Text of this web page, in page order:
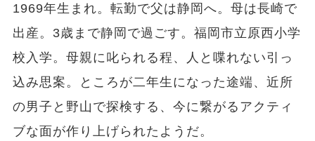
1969年生まれ。転勤で父は静岡へ。母は長崎で
出産。3歳まで静岡で過ごす。福岡市立原西小学
校入学。母親に叱られる程、人と喋れない引っ
込み思案。ところが二年生になった途端、近所
の男子と野山で探検する、今に繋がるアクティ
ブな面が作り上げられたようだ。